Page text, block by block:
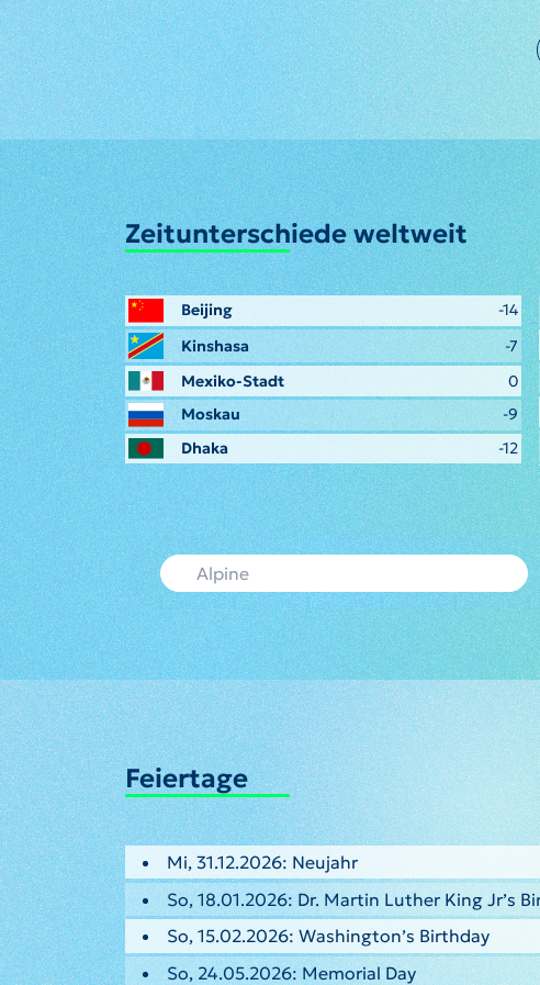
Zeitunterschiede weltweit
Beijing
-14
Kinshasa
-7
Mexiko-Stadt
0
Moskau
-9
Dhaka
-12
Feiertage
Mi, 31.12.2026: Neujahr
So, 18.01.2026: Dr. Martin Luther King Jr’s
So, 15.02.2026: Washington’s Birthday
So, 24.05.2026: Memorial Day